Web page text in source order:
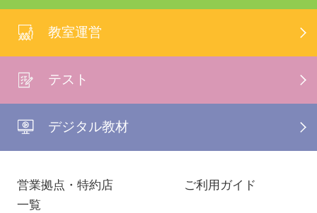
教室運営
テスト
デジタル教材
営業拠点・特約店
一覧
ご利用ガイド